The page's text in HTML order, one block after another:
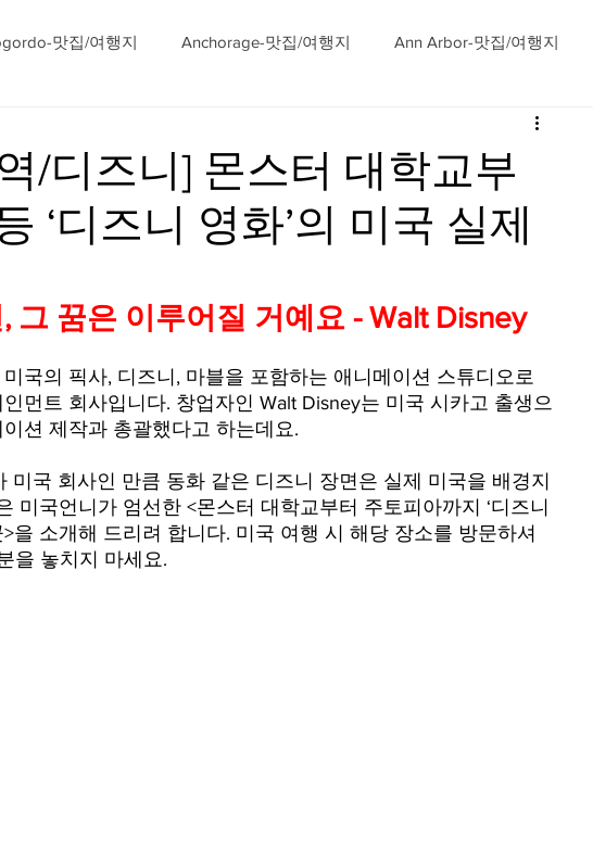
맛집/여행지 Anchorage-맛집/여행지 Ann Arbor-맛집/여행지
지 Austin-맛집/여행지
행지 Bar Harbor-맛집/여행지 Baraboo-맛집/여행지
행지 Bloomington-맛집/여행지 Boone-맛집/여행지
행지 Brawley-맛집/여행지 Bretton Woods-맛집/여행지
여행지 Buena Park-맛집/여행지 Calipatria-맛집/여행지
/여행지 Campton-맛집/여행지
/디즈니] 몬스터 대학교부
‘디즈니 영화’의 미국 실제
그 꿈은 이루어질 거예요 - Walt Disney
국의 픽사, 디즈니, 마블을 포함하는 애니메이션 스튜디오로
먼트 회사입니다. 창업자인 Walt Disney는 미국 시카고 출생으
션 제작과 총괄했다고 하는데요.
미국 회사인 만큼 동화 같은 디즈니 장면은 실제 미국을 배경지
미국언니가 엄선한 <몬스터 대학교부터 주토피아까지 ‘디즈니
을 소개해 드리려 합니다. 미국 여행 시 해당 장소를 방문하셔
을 놓치지 마세요.